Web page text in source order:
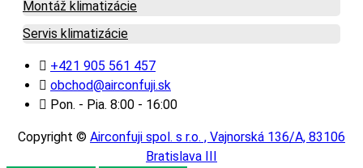
Montáž klimatizácie
Servis klimatizácie
+421 905 561 457
obchod@airconfuji.sk
Pon. - Pia. 8:00 - 16:00
Copyright © Airconfuji spol. s r.o. , Vajnorská 136/A, 83106
Bratislava III